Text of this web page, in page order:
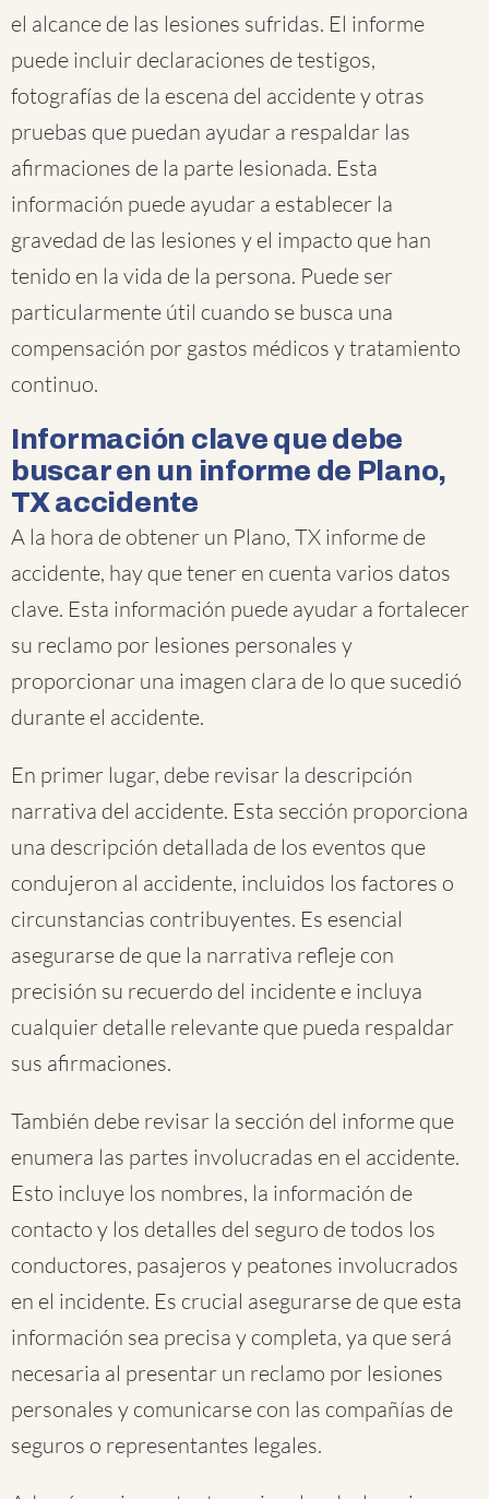
el alcance de las lesiones sufridas. El informe
puede incluir declaraciones de testigos,
fotografías de la escena del accidente y otras
pruebas que puedan ayudar a respaldar las
afirmaciones de la parte lesionada. Esta
información puede ayudar a establecer la
gravedad de las lesiones y el impacto que han
tenido en la vida de la persona. Puede ser
particularmente útil cuando se busca una
compensación por gastos médicos y tratamiento
continuo.
Información clave que debe
buscar en un informe de Plano,
TX accidente
A la hora de obtener un Plano, TX informe de
accidente, hay que tener en cuenta varios datos
clave. Esta información puede ayudar a fortalecer
su reclamo por lesiones personales y
proporcionar una imagen clara de lo que sucedió
durante el accidente.
En primer lugar, debe revisar la descripción
narrativa del accidente. Esta sección proporciona
una descripción detallada de los eventos que
condujeron al accidente, incluidos los factores o
circunstancias contribuyentes. Es esencial
asegurarse de que la narrativa refleje con
precisión su recuerdo del incidente e incluya
cualquier detalle relevante que pueda respaldar
sus afirmaciones.
También debe revisar la sección del informe que
enumera las partes involucradas en el accidente.
Esto incluye los nombres, la información de
contacto y los detalles del seguro de todos los
conductores, pasajeros y peatones involucrados
en el incidente. Es crucial asegurarse de que esta
información sea precisa y completa, ya que será
necesaria al presentar un reclamo por lesiones
personales y comunicarse con las compañías de
seguros o representantes legales.